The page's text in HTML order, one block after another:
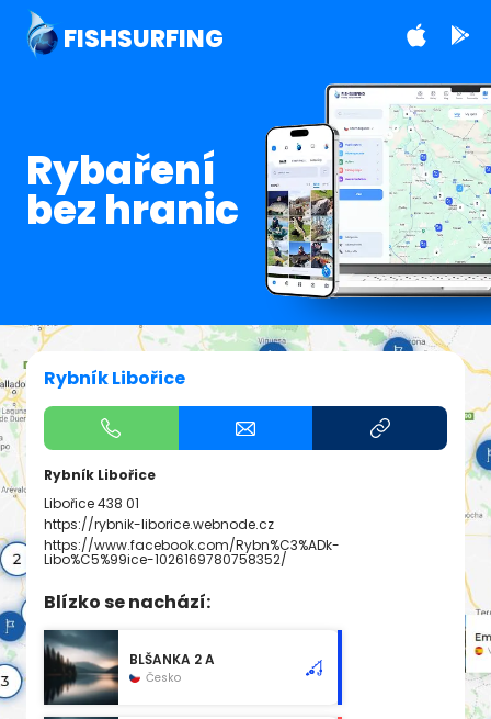
FISHSURFING
Rybaření
bez hranic
Rybník Libořice
Rybník Libořice
Libořice 438 01
https://rybnik-liborice.webnode.cz
https://www.facebook.com/Rybn%C3%ADk-
Libo%C5%99ice-1026169780758352/
Blízko se nachází:
BLŠANKA 2 A
Česko